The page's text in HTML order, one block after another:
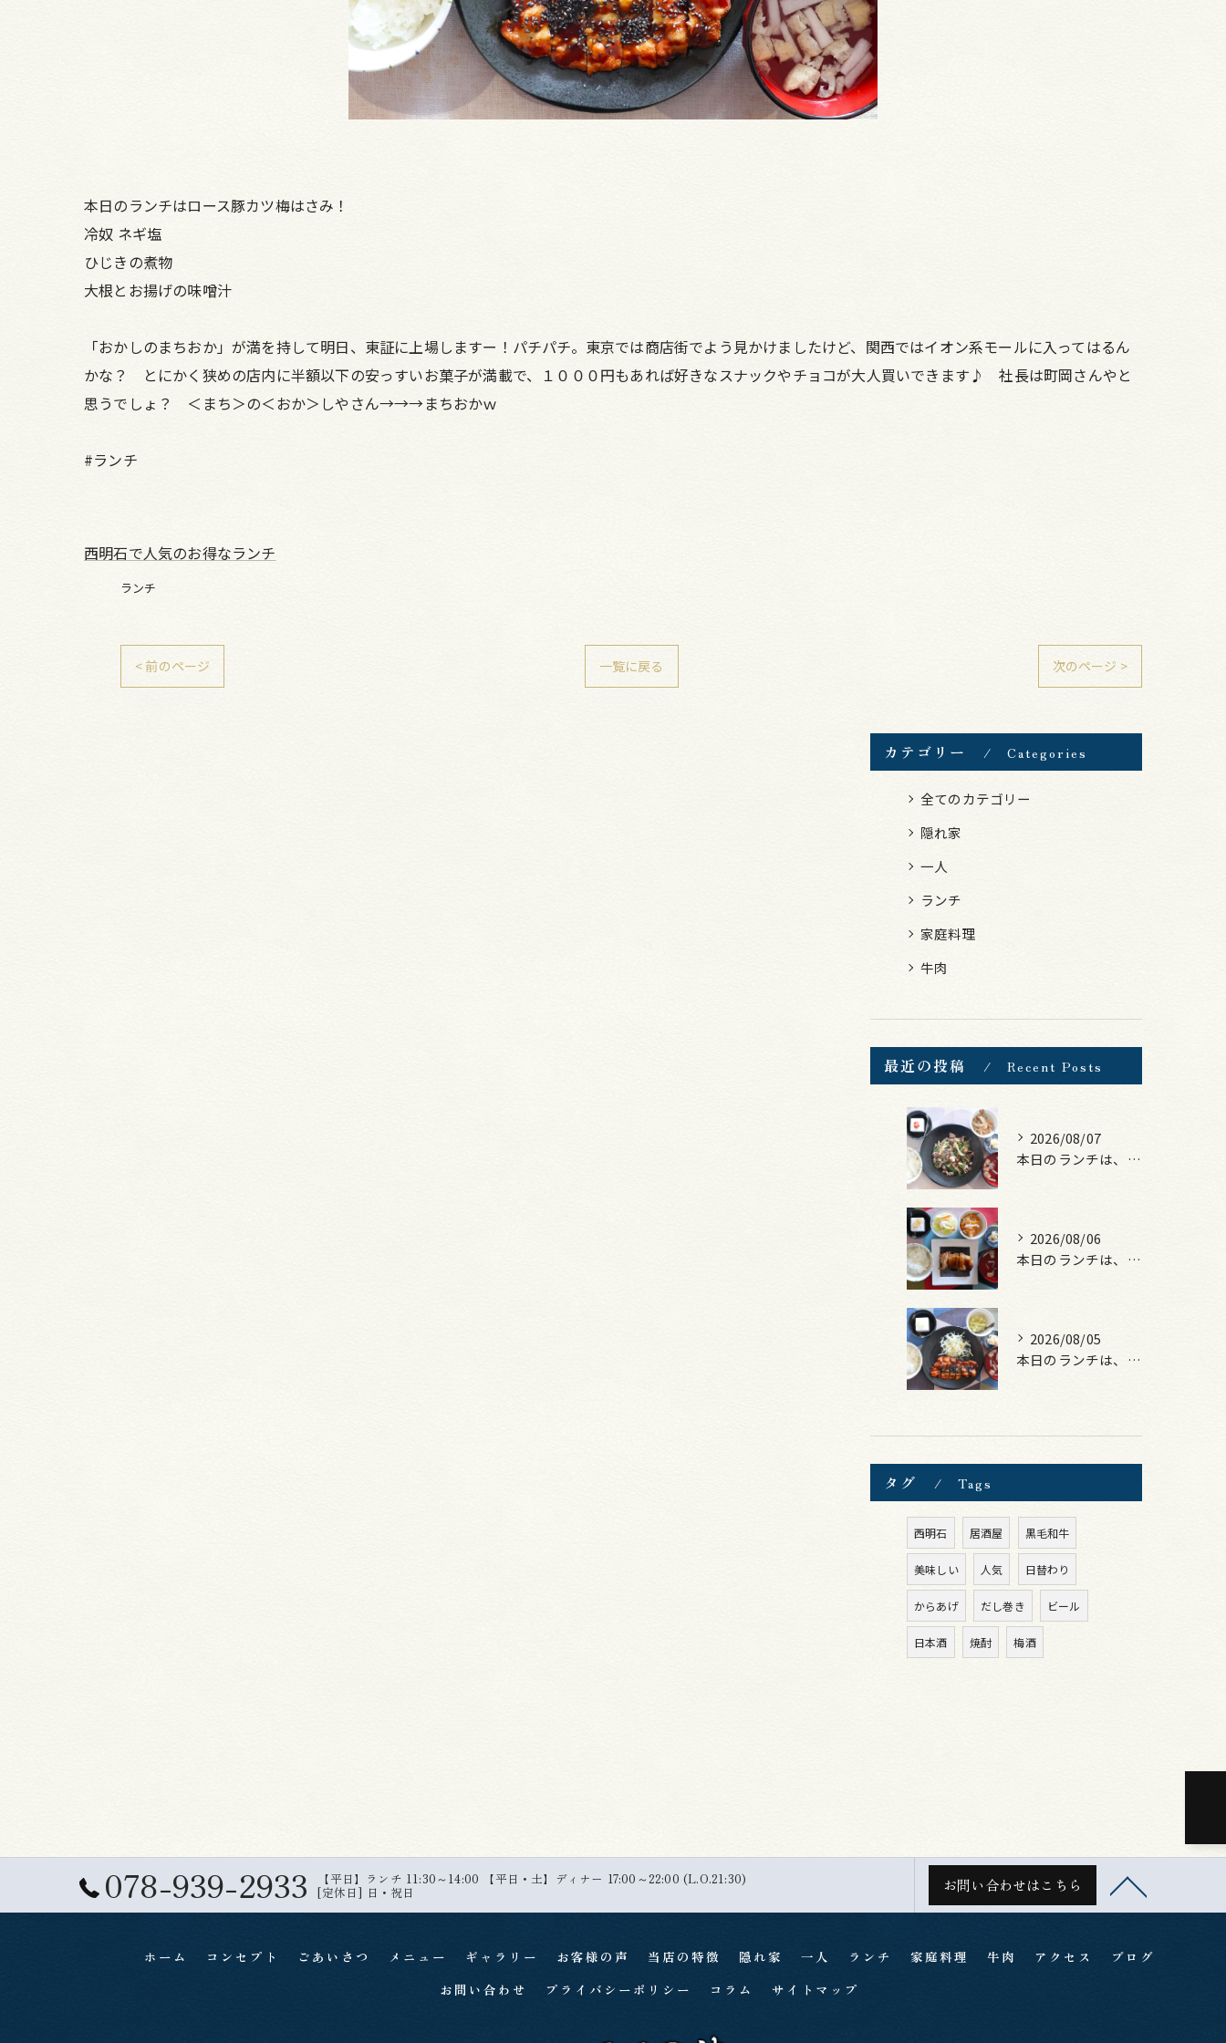
本日のランチはロース豚カツ梅はさみ！
冷奴 ネギ塩
ひじきの煮物
大根とお揚げの味噌汁
「おかしのまちおか」が満を持して明日、東証に上場しますー！パチパチ。東京では商店街でよう見かけましたけど、関西ではイオン系モールに入ってはるん
かな？ とにかく狭めの店内に半額以下の安っすいお菓子が満載で、１０００円もあれば好きなスナックやチョコが大人買いできます♪ 社長は町岡さんやと
思うでしょ？ ＜まち＞の＜おか＞しやさん→→→まちおかｗ
#ランチ
西明石で人気のお得なランチ
ランチ
< 前のページ 一覧に戻る 次のページ >
カテゴリー Categories
全てのカテゴリー
隠れ家
一人
ランチ
家庭料理
牛肉
最近の投稿 Recent Posts
2026/08/07
本日のランチは、黒毛和牛のチャプチェ！
2026/08/06
本日のランチは、照焼きチキン！
2026/08/05
本日のランチは、ロース豚カツ梅はさみ！
タグ Tags
西明石 居酒屋 黒毛和牛
美味しい 人気 日替わり
からあげ だし巻き ビール
日本酒 焼酎 梅酒
078-939-2933 【平日】ランチ 11:30～14:00 【平日・土】ディナー 17:00～22:00 (L.O.21:30)
[定休日] 日・祝日 お問い合わせはこちら
ホーム コンセプト ごあいさつ メニュー ギャラリー お客様の声 当店の特徴 隠れ家 一人 ランチ 家庭料理 牛肉 アクセス
ブログ
お問い合わせ
プライバシーポリシー コラム サイトマップ